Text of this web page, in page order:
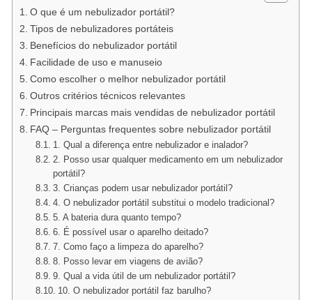
O que é um nebulizador portátil?
Tipos de nebulizadores portáteis
Benefícios do nebulizador portátil
Facilidade de uso e manuseio
Como escolher o melhor nebulizador portátil
Outros critérios técnicos relevantes
Principais marcas mais vendidas de nebulizador portátil
FAQ – Perguntas frequentes sobre nebulizador portátil
1. Qual a diferença entre nebulizador e inalador?
2. Posso usar qualquer medicamento em um nebulizador
portátil?
3. Crianças podem usar nebulizador portátil?
4. O nebulizador portátil substitui o modelo tradicional?
5. A bateria dura quanto tempo?
6. É possível usar o aparelho deitado?
7. Como faço a limpeza do aparelho?
8. Posso levar em viagens de avião?
9. Qual a vida útil de um nebulizador portátil?
10. O nebulizador portátil faz barulho?